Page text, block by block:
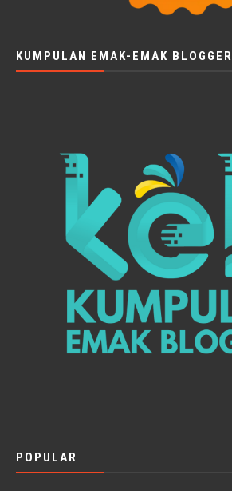
KUMPULAN EMAK-EMAK BLOGGER
POPULAR